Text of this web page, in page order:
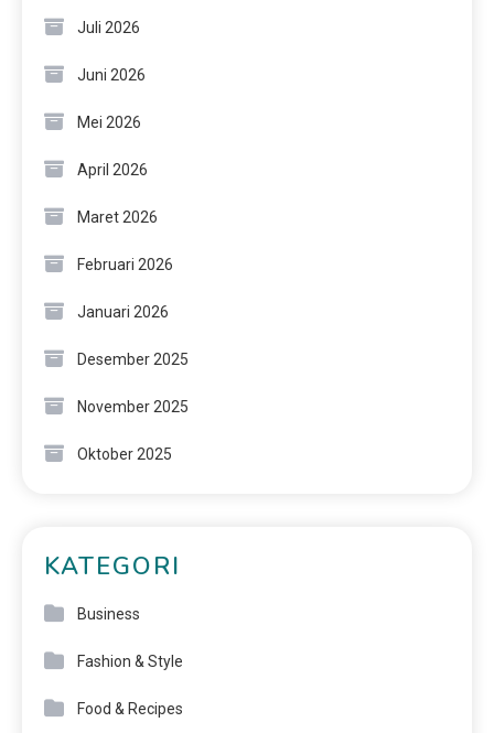
Juli 2026
Juni 2026
Mei 2026
April 2026
Maret 2026
Februari 2026
Januari 2026
Desember 2025
November 2025
Oktober 2025
KATEGORI
Business
Fashion & Style
Food & Recipes